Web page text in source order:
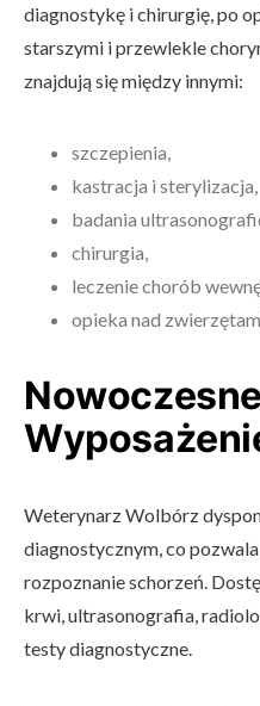
diagnostykę i chirurgię, po
starszymi i przewlekle
znajdują się między innymi:
szczepienia,
kastracja i sterylizacja,
badania
chirurgia,
leczenie chorób
opieka nad
Nowoczesne
Weterynarz Wolbórz
diagnostycznym, co
rozpoznanie schorzeń.
krwi, ultrasonografia,
testy diagnostyczne.